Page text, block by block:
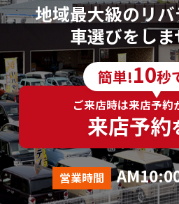
地域最大級のリ
車選びをしま
簡単!10秒
ご来店時は来店予約
来店予約
営業時間